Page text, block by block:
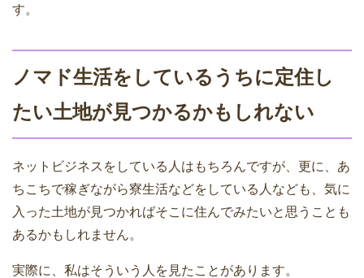
す。
ノマド生活をしているうちに定住し
たい土地が見つかるかもしれない
ネットビジネスをしている人はもちろんですが、更に、あ
ちこちで稼ぎながら寮生活などをしている人なども、気に
入った土地が見つかればそこに住んでみたいと思うことも
あるかもしれません。
実際に、私はそういう人を見たことがあります。